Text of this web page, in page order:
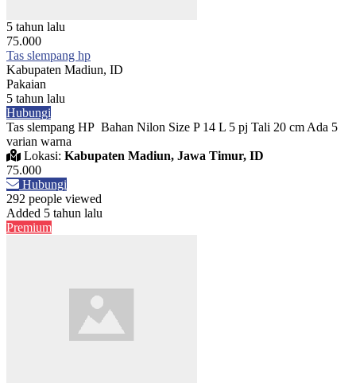
5 tahun lalu
75.000
Tas slempang hp
Kabupaten Madiun, ID
Pakaian
5 tahun lalu
Hubungi
Tas slempang HP Bahan Nilon Size P 14 L 5 pj Tali 20 cm Ada 5
varian warna
Lokasi: Kabupaten Madiun, Jawa Timur, ID
75.000
Hubungi
292 people viewed
Added 5 tahun lalu
Premium